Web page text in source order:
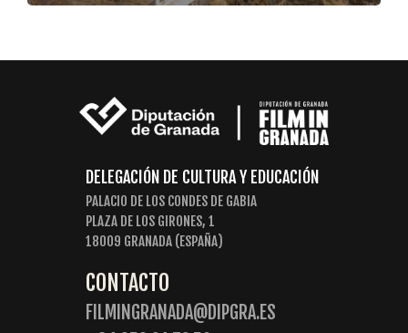
DELEGACIÓN DE CULTURA Y EDUCACIÓN
PALACIO DE LOS CONDES DE GABIA
PLAZA DE LOS GIRONES, 1
18009 GRANADA (ESPAÑA)
CONTACTO
FILMINGRANADA@DIPGRA.ES